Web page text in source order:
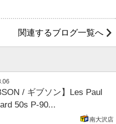
関連するブログ一覧へ
/ ギブソン】Les Paul
50s P-90...
南大沢店